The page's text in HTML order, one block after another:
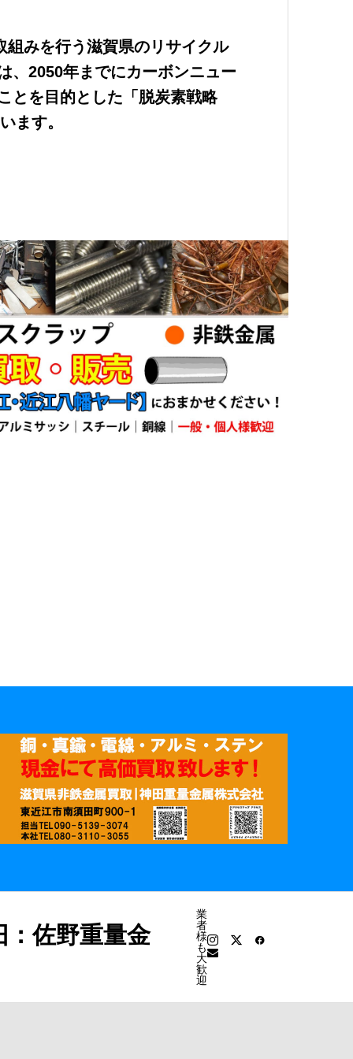
組みを行う滋賀県のリサイクル
、2050年までにカーボンニュー
とを目的とした「脱炭素戦略
ます。
佐野重量金
業
者
様
も
大
歓
迎